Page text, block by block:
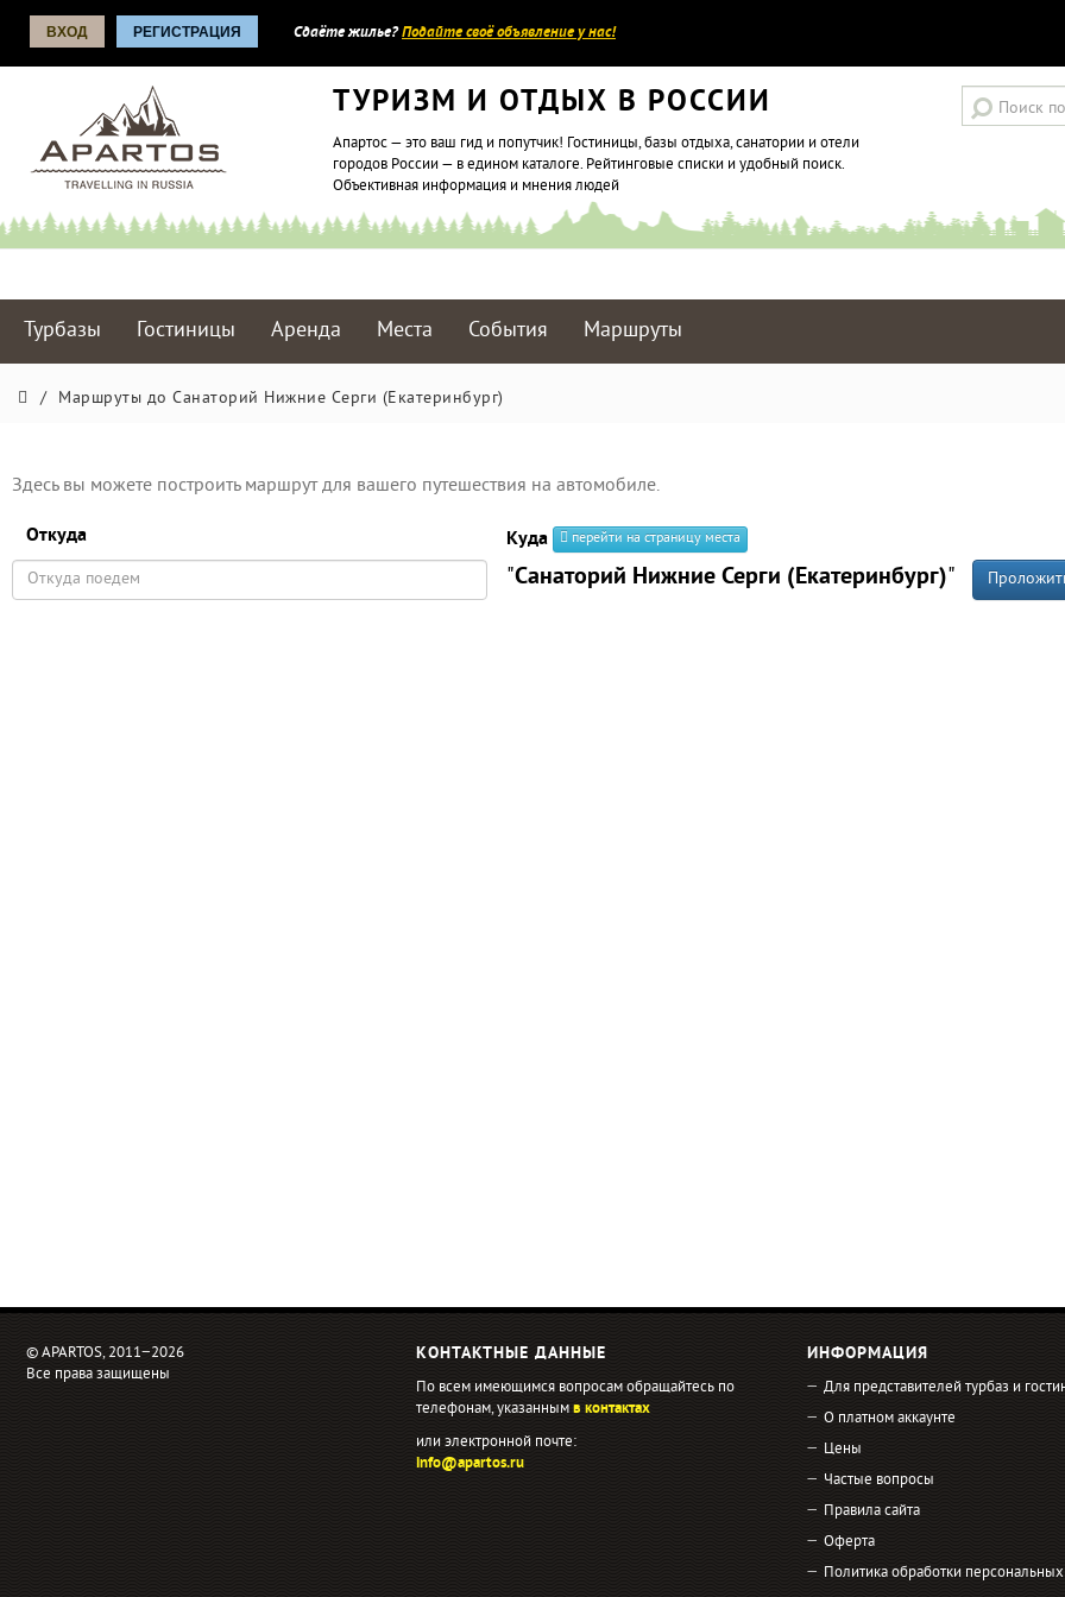
ВХОД РЕГИСТРАЦИЯ Сдаёте жилье?Подайте своё объявление у нас!
ТУРИЗМ И ОТДЫХ В РОССИИ
Апартос — это ваш гид и попутчик! Гостиницы, базы отдыха, санатории и отели
городов России — в едином каталоге. Рейтинговые списки и удобный поиск.
Объективная информация и мнения людей
Турбазы Гостиницы Аренда Места События Маршруты
/ Маршруты до Cанаторий Нижние Серги (Екатеринбург)
Здесь вы можете построить маршрут для вашего путешествия на автомобиле.
Откуда Куда перейти на страницу места
"Cанаторий Нижние Серги (Екатеринбург)"
© APARTOS, 2011−2026
Все права защищены
КОНТАКТНЫЕ ДАННЫЕ
По всем имеющимся вопросам обращайтесь по
телефонам, указаннымв контактах
или электронной почте:
info@apartos.ru
ИНФОРМАЦИЯ
Для представителей турбаз и
О платном аккаунте
Цены
Частые вопросы
Правила сайта
Оферта
Политика обработки